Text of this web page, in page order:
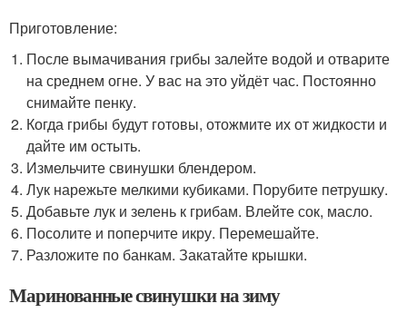
Приготовление:
После вымачивания грибы залейте водой и отварите
на среднем огне. У вас на это уйдёт час. Постоянно
снимайте пенку.
Когда грибы будут готовы, отожмите их от жидкости и
дайте им остыть.
Измельчите свинушки блендером.
Лук нарежьте мелкими кубиками. Порубите петрушку.
Добавьте лук и зелень к грибам. Влейте сок, масло.
Посолите и поперчите икру. Перемешайте.
Разложите по банкам. Закатайте крышки.
Маринованные свинушки на зиму